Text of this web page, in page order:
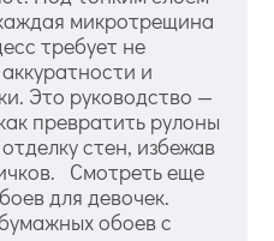
микротрещина
требует не
и
Это руководство —
превратить рулоны
стен, избежав
Смотреть еще
для девочек.
обоев с